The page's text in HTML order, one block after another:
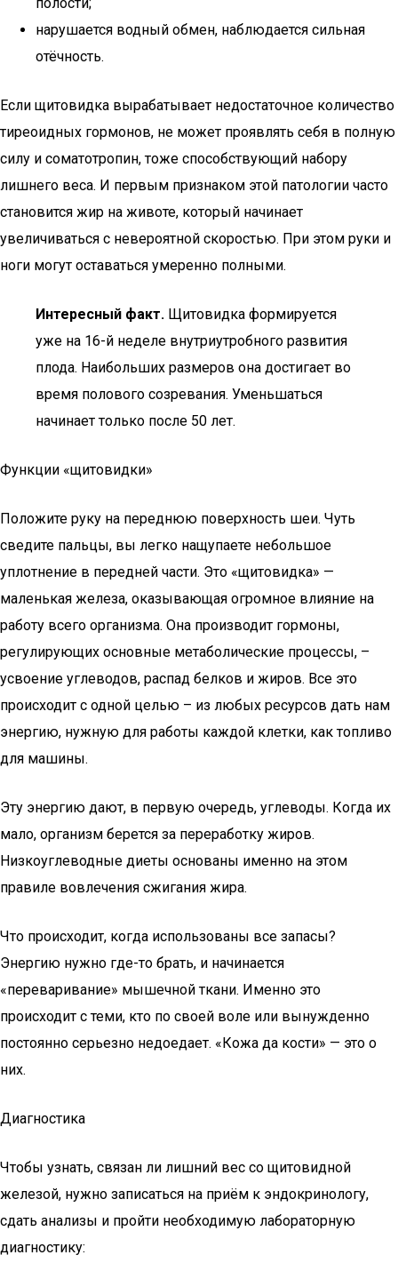
нарушается водный обмен, наблюдается сильная
отёчность.
Если щитовидка вырабатывает недостаточное количество
тиреоидных гормонов, не может проявлять себя в полную
силу и соматотропин, тоже способствующий набору
лишнего веса. И первым признаком этой патологии часто
становится жир на животе, который начинает
увеличиваться с невероятной скоростью. При этом руки и
ноги могут оставаться умеренно полными.
Интересный факт. Щитовидка формируется
уже на 16-й неделе внутриутробного развития
плода. Наибольших размеров она достигает во
время полового созревания. Уменьшаться
начинает только после 50 лет.
Функции «щитовидки»
Положите руку на переднюю поверхность шеи. Чуть
сведите пальцы, вы легко нащупаете небольшое
уплотнение в передней части. Это «щитовидка» —
маленькая железа, оказывающая огромное влияние на
работу всего организма. Она производит гормоны,
регулирующих основные метаболические процессы, –
усвоение углеводов, распад белков и жиров. Все это
происходит с одной целью – из любых ресурсов дать нам
энергию, нужную для работы каждой клетки, как топливо
для машины.
Эту энергию дают, в первую очередь, углеводы. Когда их
мало, организм берется за переработку жиров.
Низкоуглеводные диеты основаны именно на этом
правиле вовлечения сжигания жира.
Что происходит, когда использованы все запасы?
Энергию нужно где-то брать, и начинается
«переваривание» мышечной ткани. Именно это
происходит с теми, кто по своей воле или вынужденно
постоянно серьезно недоедает. «Кожа да кости» — это о
них.
Диагностика
Чтобы узнать, связан ли лишний вес со щитовидной
железой, нужно записаться на приём к эндокринологу,
сдать анализы и пройти необходимую лабораторную
диагностику: